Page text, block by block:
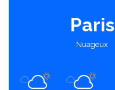
Paris
Nuageux